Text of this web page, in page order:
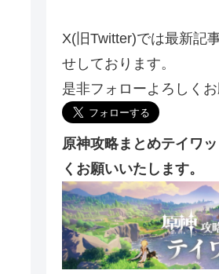
X(旧Twitter)では最新記
せしております。
是非フォローよろしくお
原神攻略まとめテイワ
くお願いいたします。